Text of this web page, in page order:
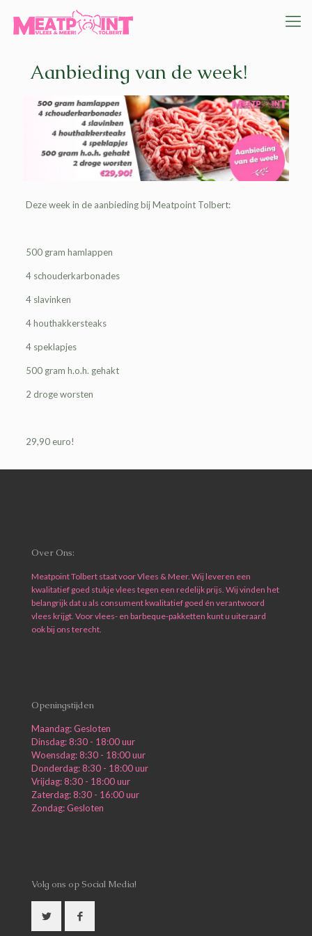
Aanbieding van de week!
Deze week in de aanbieding bij Meatpoint Tolbert:
500 gram hamlappen
4 schouderkarbonades
4 slavinken
4 houthakkersteaks
4 speklapjes
500 gram h.o.h. gehakt
2 droge worsten
29,90 euro!
Over Ons:
Meatpoint Tolbert staat voor Vlees & Meer. Wij leveren een
kwalitatief goed stukje vlees tegen een redelijk prijs. Wij vinden het
belangrijk dat u als consument kwalitatief goed én verantwoord
vlees krijgt. Voor vlees- en barbeque-pakketten kunt u uiteraard
ook bij ons terecht.
Openingstijden
Maandag: Gesloten
Dinsdag: 8:30 - 18:00 uur
Woensdag: 8:30 - 18:00 uur
Donderdag: 8:30 - 18:00 uur
Vrijdag: 8:30 - 18:00 uur
Zaterdag: 8:30 - 16:00 uur
Zondag: Gesloten
Volg ons op Social Media!